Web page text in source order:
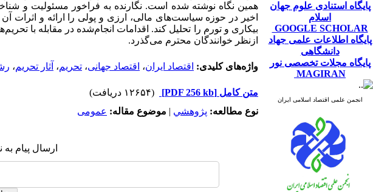
پایگاه استنادی علوم جهان
اسلام
GOOGLE SCHOLAR
پایگاه اطلاعات علمی جهاد
دانشگاهی
پایگاه مجلات تخصصی نور
MAGIRAN
انجمن علمی اقتصاد اسلامی ایران
همین نگاه نوشته شده است. نگارنده به فراخور مسئولیت و
اخیر در حوزه سیاست‌های مالی، ارزی و پولی را ارائه و
بیکاری و تورم را تحلیل کند. اقدامات انجام‌شده در مقابله با
ازنظر خوانندگان محترم می‌گذرد.
واژه‌های کلیدی: اقتصاد ایران، اقتصاد جهانی، تحریم، آثار تحریم،
متن کامل [PDF 256 kb]
(۱۲۶۵۴ دریافت)
نوع مطالعه: پژوهشي | موضوع مقاله: عمومى
ارسال پیام